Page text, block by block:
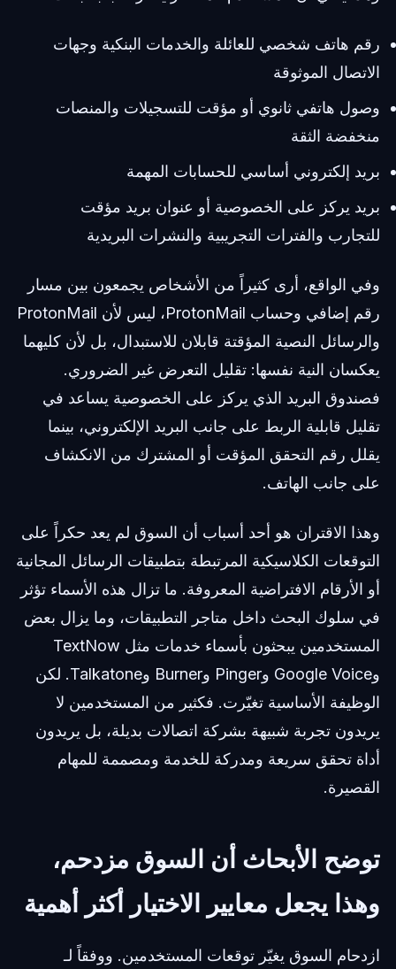
رقم هاتف شخصي للعائلة والخدمات البنكية وجهات
الاتصال الموثوقة
وصول هاتفي ثانوي أو مؤقت للتسجيلات والمنصات
منخفضة الثقة
بريد إلكتروني أساسي للحسابات المهمة
بريد يركز على الخصوصية أو عنوان بريد مؤقت
للتجارب والفترات التجريبية والنشرات البريدية
وفي الواقع، أرى كثيراً من الأشخاص يجمعون بين مسار
رقم إضافي وحساب ProtonMail، ليس لأن ProtonMail
والرسائل النصية المؤقتة قابلان للاستبدال، بل لأن كليهما
يعكسان النية نفسها: تقليل التعرض غير الضروري.
فصندوق البريد الذي يركز على الخصوصية يساعد في
تقليل قابلية الربط على جانب البريد الإلكتروني، بينما
يقلل رقم التحقق المؤقت أو المشترك من الانكشاف
على جانب الهاتف.
وهذا الاقتران هو أحد أسباب أن السوق لم يعد حكراً على
التوقعات الكلاسيكية المرتبطة بتطبيقات الرسائل المجانية
أو الأرقام الافتراضية المعروفة. ما تزال هذه الأسماء تؤثر
في سلوك البحث داخل متاجر التطبيقات، وما يزال بعض
المستخدمين يبحثون بأسماء خدمات مثل TextNow
وGoogle Voice وPinger وBurner وTalkatone. لكن
الوظيفة الأساسية تغيّرت. فكثير من المستخدمين لا
يريدون تجربة شبيهة بشركة اتصالات بديلة، بل يريدون
أداة تحقق سريعة ومدركة للخدمة ومصممة للمهام
القصيرة.
توضح الأبحاث أن السوق مزدحم،
وهذا يجعل معايير الاختيار أكثر أهمية
ازدحام السوق يغيّر توقعات المستخدمين. ووفقاً لـ